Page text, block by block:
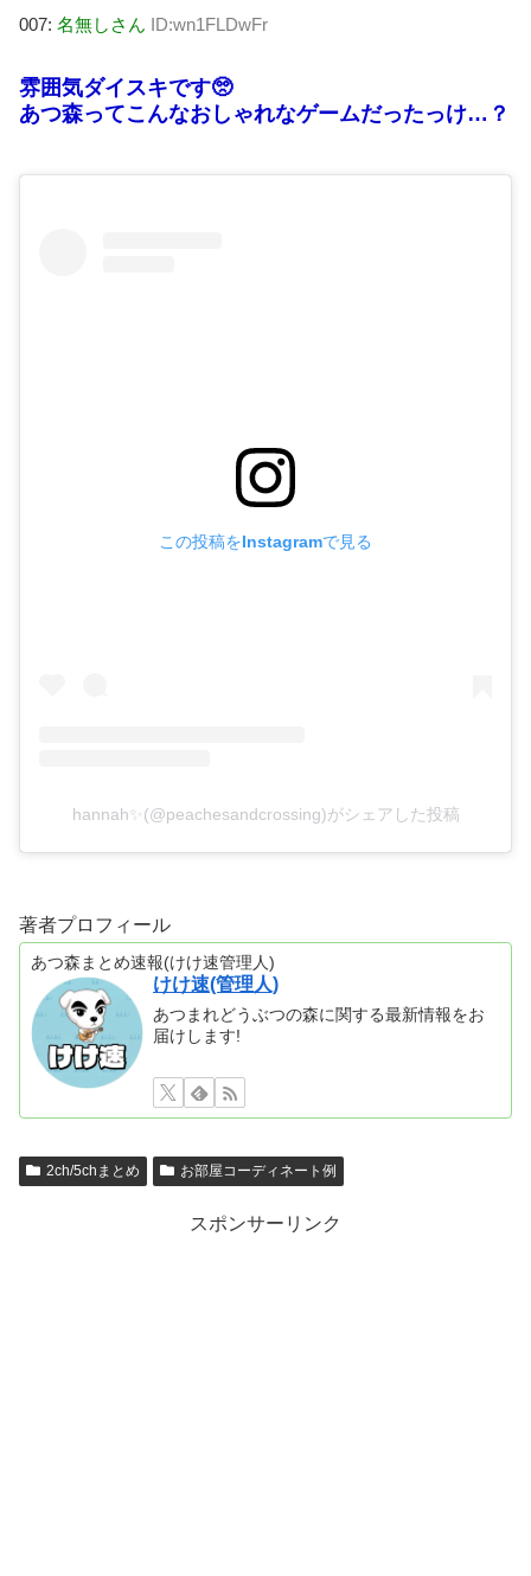
007: 名無しさん ID:wn1FLDwFr
雰囲気ダイスキです🥺
あつ森ってこんなおしゃれなゲームだったっけ…？
この投稿をInstagramで見る
hannah✨(@peachesandcrossing)がシェアした投稿
著者プロフィール
あつ森まとめ速報(けけ速管理人)
けけ速(管理人)
あつまれどうぶつの森に関する最新情報をお
届けします!
2ch/5chまとめ お部屋コーディネート例
スポンサーリンク